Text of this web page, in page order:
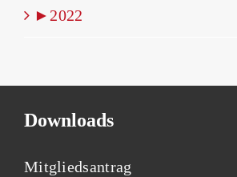
► 2022
Downloads
Mitgliedsantrag